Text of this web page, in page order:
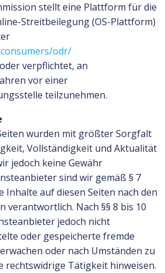
stellt eine Plattform für die
Streitbeilegung (OS-Plattform)
odr/
verpflichtet, an
vor einer
teilzunehmen.
wurden mit größter Sorgfalt
Vollständigkeit und Aktualität
jedoch keine Gewähr
sind wir gemäß § 7
Inhalte auf diesen Seiten nach den
verantwortlich. Nach §§ 8 bis 10
jedoch nicht
oder gespeicherte fremde
oder nach Umständen zu
rechtswidrige Tätigkeit hinweisen.